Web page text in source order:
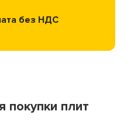
без НДС
покупки плит